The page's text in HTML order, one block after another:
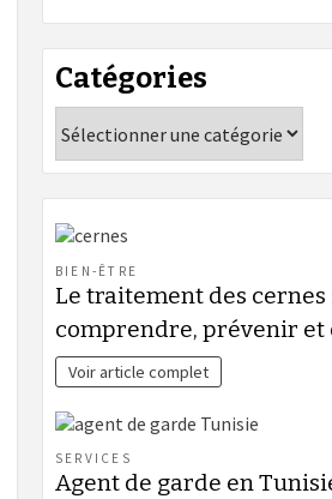
Catégories
BIEN-ÊTRE
Le traitement des cernes
comprendre, prévenir
Voir article complet
SERVICES
Agent de garde en